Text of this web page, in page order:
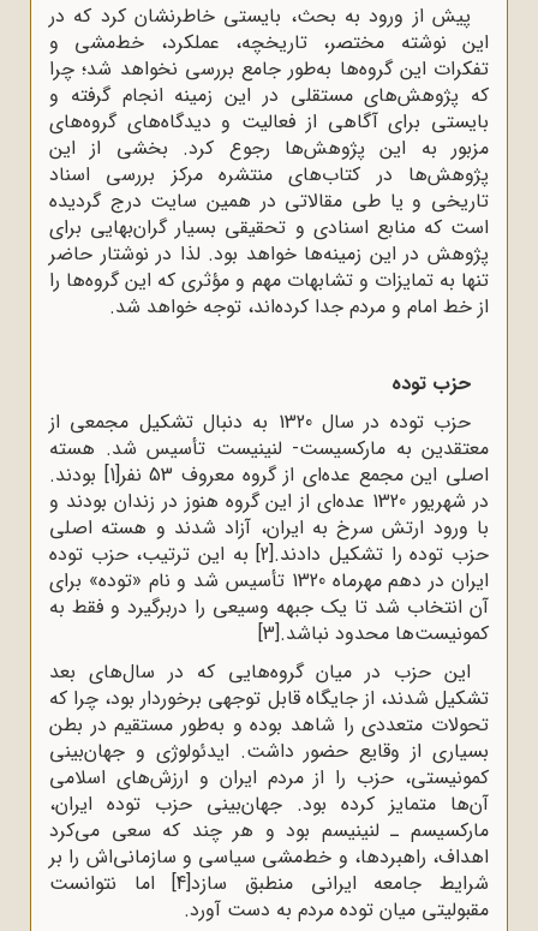
پیش از ورود به بحث، بایستی خاطرنشان کرد که در
این نوشته مختصر، تاریخچه، عملکرد، خط‌مشی و
تفکرات این گروه‌ها به‌طور جامع بررسی نخواهد شد؛ چرا
که پژوهش‌های مستقلی در این زمینه انجام گرفته و
بایستی برای آگاهی از فعالیت و دیدگاه‌های گروه‌های
مزبور به این پژوهش‌ها رجوع کرد. بخشی از این
پژوهش‌ها در کتاب‌های منتشره مرکز بررسی اسناد
تاریخی و یا طی مقالاتی در همین سایت درج گردیده
است که منابع اسنادی و تحقیقی بسیار گران‌بهایی برای
پژوهش در این زمینه‌ها خواهد بود. لذا در نوشتار حاضر
تنها به تمایزات و تشابهات مهم و مؤثری که این گروه‌ها را
از خط امام و مردم جدا کرده‌اند، توجه خواهد شد.
حزب توده
حزب توده در سال 1320 به دنبال تشکیل مجمعی از
معتقدین به مارکسیست- لنینیست تأسیس شد. هسته
اصلی این مجمع عده‌ای از گروه معروف 53 نفر
[1]
بودند.
در شهریور 1320 عده‌ای از این گروه هنوز در زندان بودند و
با ورود ارتش سرخ به ایران، آزاد شدند و هسته اصلی
حزب توده را تشکیل دادند.[2] به این ترتیب، حزب توده
ایران در دهم مهرماه 1320 تأسیس شد و نام «توده» برای
آن انتخاب شد تا یک جبهه وسیعی را دربرگیرد و فقط به
کمونیست‌ها محدود نباشد.[3]
این حزب در میان گروه‌هایی که در سال‌های بعد
تشکیل شدند، از جایگاه قابل توجهی برخوردار بود، چرا که
تحولات متعددی را شاهد بوده و به‌طور مستقیم در بطن
بسیاری از وقایع حضور داشت. ایدئولوژی و جهان‌بینی
کمونیستی، حزب را از مردم ایران و ارزش‌های اسلامی
آن‌ها متمایز کرده بود. جهان‌بینی حزب توده ایران،
مارکسیسم ـ لنینیسم بود و هر چند که سعی می‌کرد
اهداف، راهبردها، و خط‌مشی سیاسی و سازمانی‌اش را بر
شرایط جامعه ایرانی منطبق سازد[4] اما نتوانست
مقبولیتی میان توده مردم به دست آورد.